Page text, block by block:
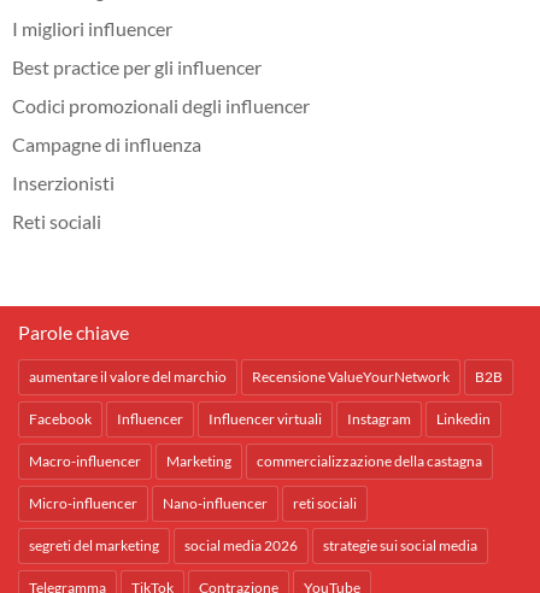
I migliori influencer
Best practice per gli influencer
Codici promozionali degli influencer
Campagne di influenza
Inserzionisti
Reti sociali
Parole chiave
aumentare il valore del marchio Recensione ValueYourNetwork B2B
Facebook Influencer Influencer virtuali Instagram Linkedin
Macro-influencer Marketing commercializzazione della castagna
Micro-influencer Nano-influencer reti sociali
segreti del marketing social media 2026 strategie sui social media
Telegramma TikTok Contrazione YouTube